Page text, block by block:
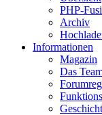
PHP-
Archiv
Informationen
Magazin
Das